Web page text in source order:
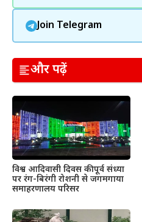
Join Telegram
और पढ़ें
विश्व आदिवासी दिवस की पूर्व संध्या
पर रंग-बिरंगी रोशनी से जगमगाया
समाहरणालय परिसर